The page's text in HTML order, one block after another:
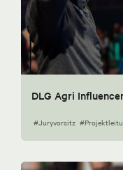
DLG Agri
#Juryvorsitz